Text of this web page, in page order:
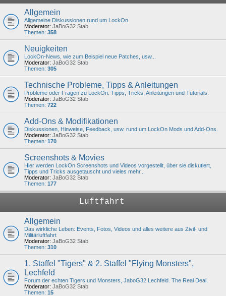
Allgemein
Allgemeine Diskussionen rund um LockOn.
Moderator: JaBoG32 Stab
Themen: 358
Neuigkeiten
LockOn-News, wie zum Beispiel neue Patches, usw...
Moderator: JaBoG32 Stab
Themen: 305
Technische Probleme, Tipps & Anleitungen
Probleme oder Fragen zu LockOn. Tipps, Tricks, Anleitungen und Tutorials.
Moderator: JaBoG32 Stab
Themen: 722
Add-Ons & Modifikationen
Diskussionen, Hinweise, Feedback, usw. rund um LockOn Mods und Add-Ons.
Moderator: JaBoG32 Stab
Themen: 170
Screenshots & Movies
Hier werden LockOn Screenshots und Videos vorgestellt, über sie diskutiert,
Tipps und Tricks ausgetauscht und vieles mehr...
Moderator: JaBoG32 Stab
Themen: 177
Luftfahrt
Allgemein
Das wirkliche Leben: Events, Fotos, Videos und alles weitere aus Zivil- und
Militärluftfahrt
Moderator: JaBoG32 Stab
Themen: 310
1. Staffel "Tigers" & 2. Staffel "Flying Monsters",
Lechfeld
Forum der echten Tigers und Monsters, JaboG32 Lechfeld. The Real Deal.
Moderator: JaBoG32 Stab
Themen: 15